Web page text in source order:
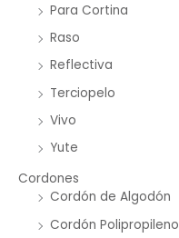
Para Cortina
Raso
Reflectiva
Terciopelo
Vivo
Yute
Cordones
Cordón de Algodón
Cordón Polipropileno